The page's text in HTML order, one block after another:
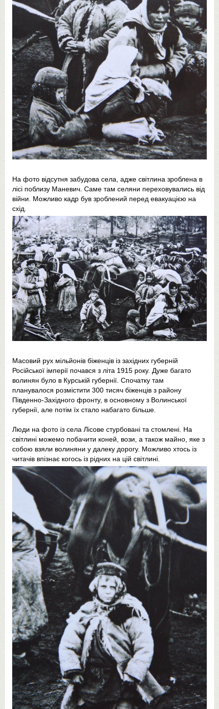
На фото відсутня забудова села, адже світлина зроблена в
лісі поблизу Маневич. Саме там селяни переховувались від
війни. Можливо кадр був зроблений перед евакуацією на
схід.
Масовий рух мільйонів біженців із західних губерній
Російської імперії почався з літа 1915 року. Дуже багато
волинян було в Курській губернії. Спочатку там
планувалося розмістити 300 тисяч біженців з району
Південно-Західного фронту, в основному з Волинської
губернії, але потім їх стало набагато більше.
Люди на фото із села Лісове стурбовані та стомлені. На
світлині можемо побачити коней, вози, а також майно, яке з
собою взяли волиняни у далеку дорогу. Можливо хтось із
читачів впізнає когось із рідних на цій світлині.